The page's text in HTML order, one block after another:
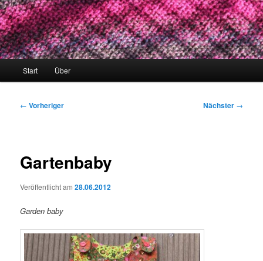
Start Über
Beitragsnavigation
← Vorheriger Nächster →
Gartenbaby
Veröffentlicht am28.06.2012
Garden baby